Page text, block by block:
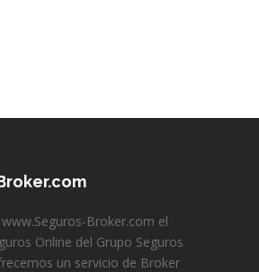
Broker.com el
Online del Grupo Seguros
un servicio de Broker